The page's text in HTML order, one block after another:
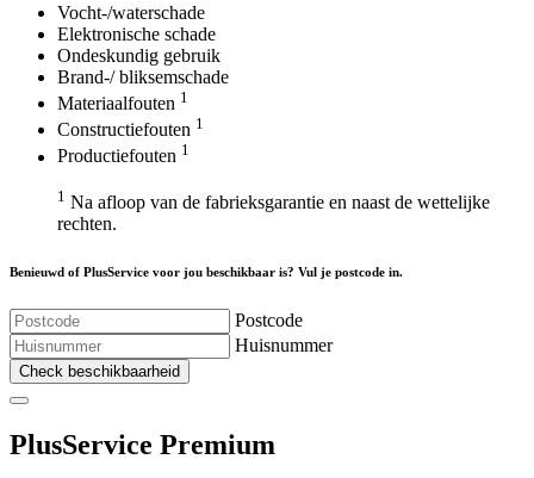
Vocht-/waterschade
Elektronische schade
Ondeskundig gebruik
Brand-/ bliksemschade
Materiaalfouten 1
Constructiefouten 1
Productiefouten 1
1 Na afloop van de fabrieksgarantie en naast de wettelijke
rechten.
Benieuwd of PlusService voor jou beschikbaar is? Vul je postcode in.
Postcode
Huisnummer
Check beschikbaarheid
PlusService Premium